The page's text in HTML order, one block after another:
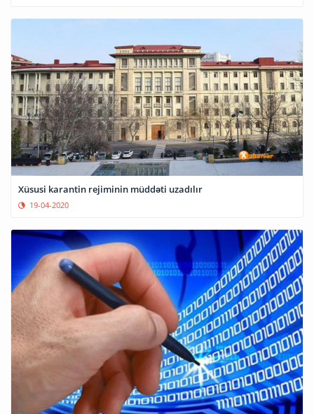
Xüsusi karantin rejiminin müddəti uzadılır
19-04-2020